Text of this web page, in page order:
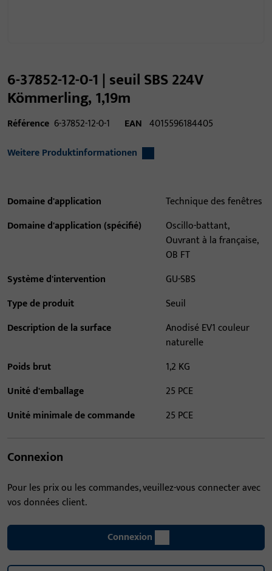
6-37852-12-0-1 | seuil SBS 224V
Kömmerling, 1,19m
Référence 6-37852-12-0-1 EAN 4015596184405
Weitere Produktinformationen
Domaine d'application
Technique des fenêtres
Domaine d'application (spécifié)
Oscillo-battant,
Ouvrant à la française,
OB FT
Système d'intervention
GU-SBS
Type de produit
Seuil
Description de la surface
Anodisé EV1 couleur
naturelle
Poids brut
1,2 KG
Unité d'emballage
25 PCE
Unité minimale de commande
25 PCE
Connexion
Pour les prix ou les commandes, veuillez-vous connecter avec
vos données client.
Connexion